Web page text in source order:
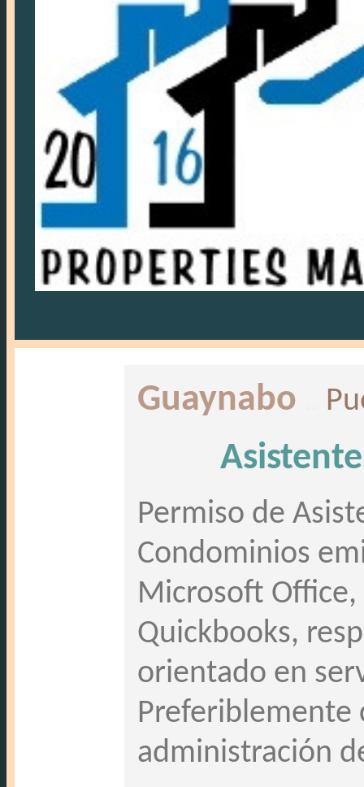
Guaynabo
Permiso de
Condominios
Microsoft
Quickbooks,
orientado en
Preferiblemente
administración